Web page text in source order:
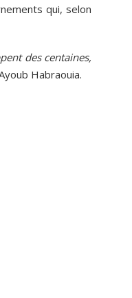
qui, selon
des centaines,
Habraouia.